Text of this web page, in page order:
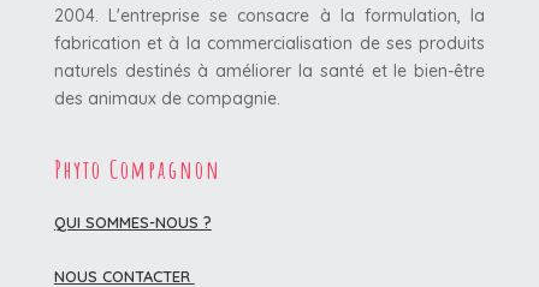
2004. L'entreprise se consacre à la formulation, la
fabrication et à la commercialisation de ses produits
naturels destinés à améliorer la santé et le bien-être
des animaux de compagnie.
Phyto Compagnon
QUI SOMMES-NOUS ?
NOUS CONTACTER